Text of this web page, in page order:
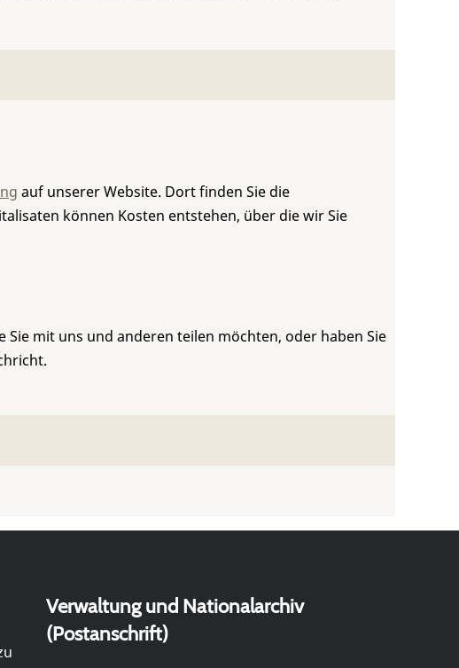
auf unserer Website. Dort finden Sie die
können Kosten entstehen, über die wir Sie
mit uns und anderen teilen möchten, oder haben Sie
Verwaltung und Nationalarchiv
(Postanschrift)